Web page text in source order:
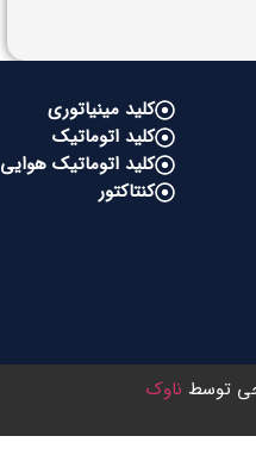
کلید مینیاتوری
کلید اتوماتیک
کلید اتوماتیک هوایی
کنتاکتور
توسط ناوک